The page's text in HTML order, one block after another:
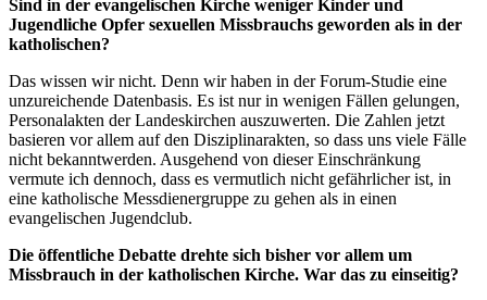
Sind in der evangelischen Kirche weniger Kinder und
Jugendliche Opfer sexuellen Missbrauchs geworden als in der
katholischen?
Das wissen wir nicht. Denn wir haben in der Forum-Studie eine
unzureichende Datenbasis. Es ist nur in wenigen Fällen gelungen,
Personalakten der Landeskirchen auszuwerten. Die Zahlen jetzt
basieren vor allem auf den Disziplinarakten, so dass uns viele Fälle
nicht bekanntwerden. Ausgehend von dieser Einschränkung
vermute ich dennoch, dass es vermutlich nicht gefährlicher ist, in
eine katholische Messdienergruppe zu gehen als in einen
evangelischen Jugendclub.
Die öffentliche Debatte drehte sich bisher vor allem um
Missbrauch in der katholischen Kirche. War das zu einseitig?